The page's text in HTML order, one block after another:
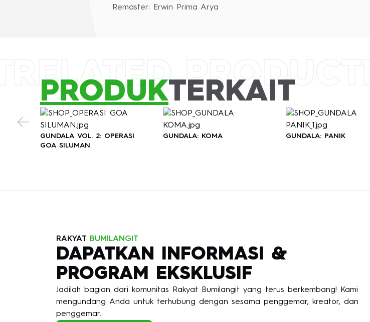
Remaster: Erwin Prima Arya
RELATED PRODUCT
PRODUKTERKAIT
GUNDALA VOL. 2: OPERASI
GOA SILUMAN
GUNDALA: KOMA GUNDALA: PANIK
RAKYAT BUMILANGIT
DAPATKAN INFORMASI &
PROGRAM EKSKLUSIF
Jadilah bagian dari komunitas Rakyat Bumilangit yang terus berkembang! Kami
mengundang Anda untuk terhubung dengan sesama penggemar, kreator, dan
penggemar.